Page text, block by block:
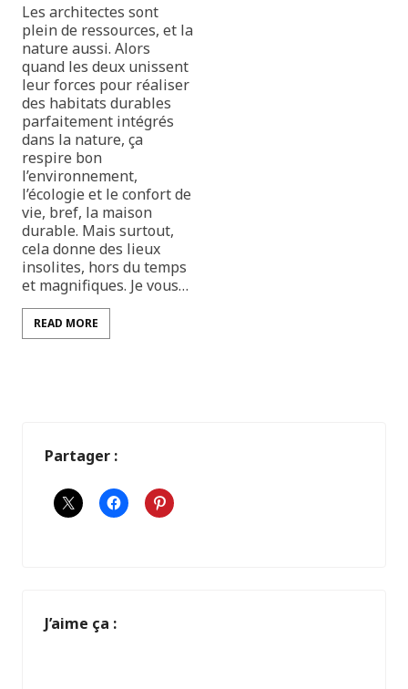
Les architectes sont
plein de ressources, et la
nature aussi. Alors
quand les deux unissent
leur forces pour réaliser
des habitats durables
parfaitement intégrés
dans la nature, ça
respire bon
l’environnement,
l’écologie et le confort de
vie, bref, la maison
durable. Mais surtout,
cela donne des lieux
insolites, hors du temps
et magnifiques. Je vous…
READ MORE
Partager :
J’aime ça :